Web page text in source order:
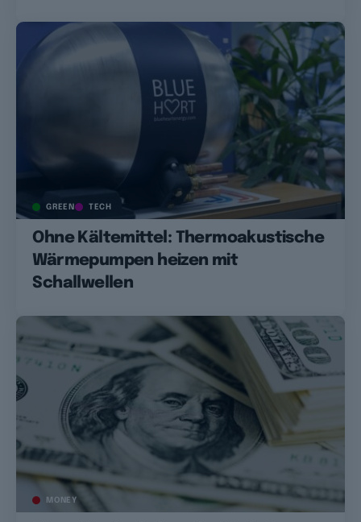
GREEN TECH
Ohne Kältemittel: Thermoakustische
Wärmepumpen heizen mit
Schallwellen
MONEY